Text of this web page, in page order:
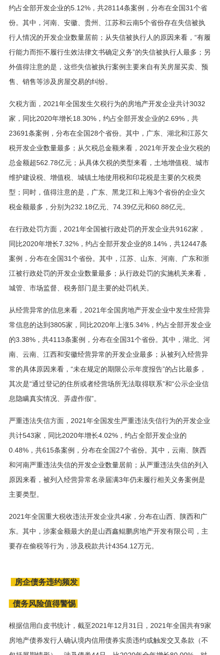
约占全部开发企业的5.12%，共28114条案例，分布在全国31个省
份。其中，河南、安徽、贵州、江苏和云南5个省份存在失信被执
行人情况的开发企业数量居前；从失信被执行人的原因来看，“有履
行能力而拒不履行生效法律文书确定义务”的失信被执行人最多；另
外值得注意的是，这些失信被执行案例主要来自有关房屋买卖、预
售、销售等涉及房屋交易的纠纷。
欠税方面，2021年全国发生欠税行为的房地产开发企业共计3032
家，同比2020年增长18.30%，约占全部开发企业的2.69%，共
23691条案例，分布在全国28个省份。其中，广东、湖北和江苏欠
税开发企业数量最多；从欠税总金额来看，2021年开发企业欠税的
总金额超562.78亿元；从具体欠税的类型来看，土地增值税、城市
维护建设税、增值税、城镇土地使用税和印花税是主要的欠税类
型；同时，值得注意的是，广东、黑龙江和上海3个省份的企业欠
税金额最多，分别为232.18亿元、74.39亿元和60.88亿元。
在行政处罚方面，2021年全国被行政处罚的开发企业共9162家，
同比2020年增长7.32%，约占全部开发企业的8.14%，共12447条
案例，分布在全国31个省份。其中，江苏、山东、河南、广东和浙
江被行政处罚的开发企业数量最多；从行政处罚的实施机关来看，
城管、市场监督、税务部门是主要的处罚机关。
从经营异常的信息来看，2021年全国房地产开发企业中发生经营异
常信息的达到3805家，同比2020年上涨5.34%，约占全部开发企业
的3.38%，共4113条案例，分布在全国31个省份。其中，湖北、河
南、云南、江西和安徽经营异常的开发企业最多；从被列入经营异
常的具体原因来看，“未在规定的期限公示年度报告”的占比最多，
其次是“通过登记的住所或者经营场所无法取得联系”和“公示企业信
息隐瞒真实情况、弄虚作假”。
严重违法失信方面，2021年全国发生严重违法失信行为的开发企业
共计543家，同比2020年增长4.02%，约占全部开发企业的
0.48%，共615条案例，分布在全国27个省份。其中，云南、陕西
和河南严重违法失信的开发企业数量居前；从严重违法失信的列入
原因来看，被列入经营异常名录届满3年仍未履行相关义务案例是
主要类型。
2021年全国重大税收违法开发企业共4家，分布在山西、陕西和广
东。其中，涉案金额最大的是山西鑫鲲鹏房地产开发有限公司，主
要存在偷税等行为，涉及税款共计4354.12万元。
房企债务违约频发
债务风险值得警惕
根据信用白皮书统计，截至2021年12月31日，2021年全国共有9家
房地产债券发行人确认境内信用债券实质违约或触发交叉条款（不